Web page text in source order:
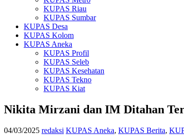
KUPAS Riau
KUPAS Sumbar
KUPAS Desa
KUPAS Kolom
KUPAS Aneka
KUPAS Profil
KUPAS Seleb
KUPAS Kesehatan
KUPAS Tekno
KUPAS Kiat
Nikita Mirzani dan IM Ditahan
04/03/2025 redaksi KUPAS Aneka, KUPAS Berita,